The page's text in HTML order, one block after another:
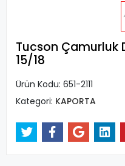
Tucson Çamurluk
15/18
Ürün Kodu: 651-2111
Kategori: KAPORTA